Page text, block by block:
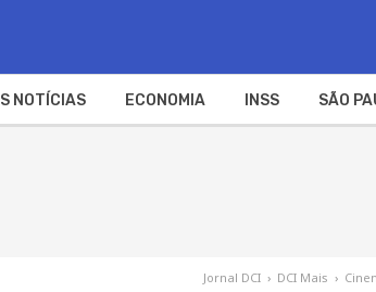
NOTÍCIAS ECONOMIA INSS SÃO
Jornal DCI › DCI Mais ›